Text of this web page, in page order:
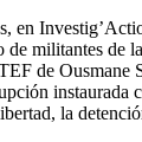
en
de militantes de
de Ousmane
instaurada
la